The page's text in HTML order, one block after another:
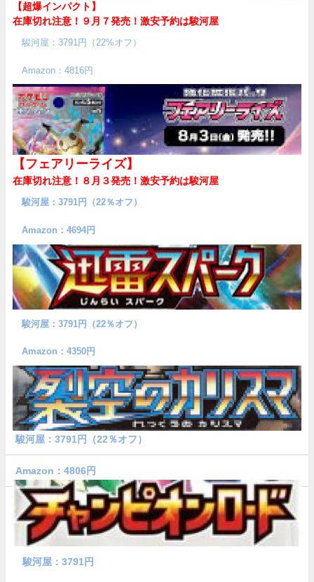
【超爆インパクト】
在庫切れ注意！９月７発売！ 激安予約は駿河屋
駿河屋：3791円（22%オフ）
Amazon：4816円
【フェアリーライズ】
在庫切れ注意！８月３発売！ 激安予約は駿河屋
駿河屋：3791円（22％オフ）
Amazon：4694円
駿河屋：3791円（22％オフ）
Amazon：4350円
駿河屋：3791円（22％オフ）
Amazon：4806円
駿河屋：3791円